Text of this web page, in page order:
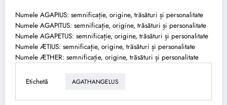
Numele AGAPIUS: semnificație, origine, trăsături și personalitate
Numele AGAPITUS: semnificație, origine, trăsături și personalitate
Numele AGAPETUS: semnificație, origine, trăsături și personalitate
Numele ÆTIUS: semnificație, origine, trăsături și personalitate
Numele ÆTHER: semnificație, origine, trăsături și personalitate
Etichetă AGATHANGELUS